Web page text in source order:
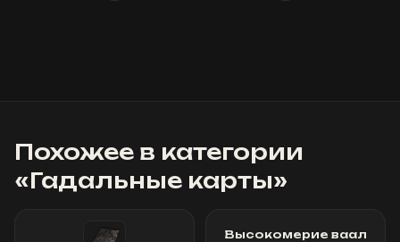
Похожее в категории
«Гадальные карты»
Высокомерие ваал